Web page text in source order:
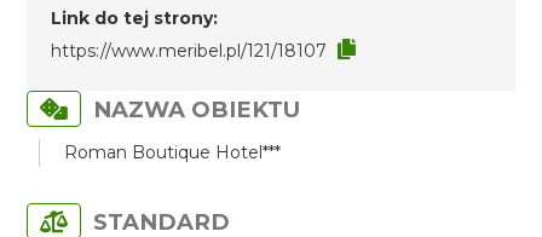
Link do tej strony:
https://www.meribel.pl/121/18107
NAZWA OBIEKTU
Roman Boutique Hotel***
STANDARD